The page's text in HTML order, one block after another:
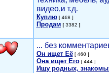
видео,и т.д.
Куплю[ 468 ]
Продам [ 3382 ]
... без
Он ищет Её[ 460 ]
Она ищет Его[ 444 ]
Ищу родных,